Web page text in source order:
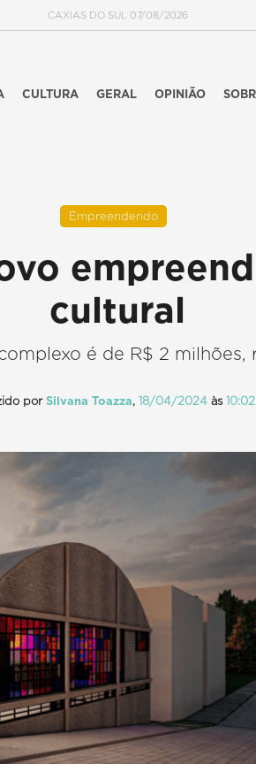
CAXIAS DO SUL 07/08/2026
CULTURA GERAL OPINIÃO
Empreendendo
cultural
é de R$ 2
por Silvana Toazza, 18/04/2024 às